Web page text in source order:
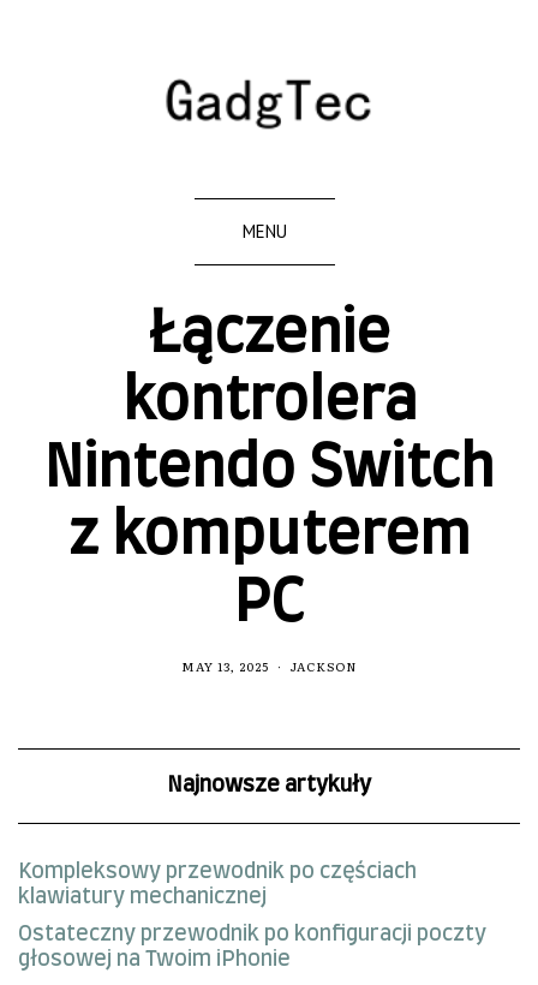
MENU
Łączenie
kontrolera
Nintendo Switch
z komputerem
PC
MAY 13, 2025 JACKSON
Najnowsze artykuły
Kompleksowy przewodnik po częściach
klawiatury mechanicznej
Ostateczny przewodnik po konfiguracji poczty
głosowej na Twoim iPhonie